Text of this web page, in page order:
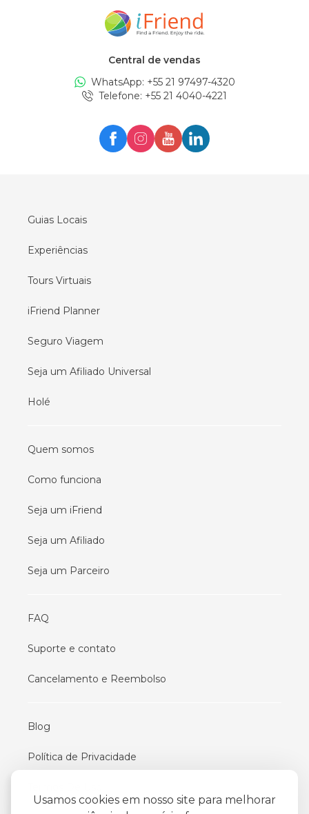
Usamos cookies em nosso site para melhorar
Central de vendas
WhatsApp: +55 21 97497-4320
Telefone: +55 21 4040-4221
Guias Locais
Experiências
Tours Virtuais
iFriend Planner
Seguro Viagem
Seja um Afiliado Universal
Holé
Quem somos
Como funciona
Seja um iFriend
Seja um Afiliado
Seja um Parceiro
FAQ
Suporte e contato
Cancelamento e Reembolso
Blog
Política de Privacidade